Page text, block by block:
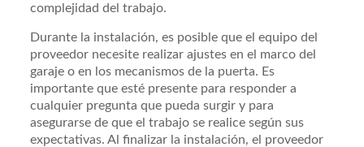
complejidad del trabajo.
Durante la instalación, es posible que el equipo del
proveedor necesite realizar ajustes en el marco del
garaje o en los mecanismos de la puerta. Es
importante que esté presente para responder a
cualquier pregunta que pueda surgir y para
asegurarse de que el trabajo se realice según sus
expectativas. Al finalizar la instalación, el proveedor